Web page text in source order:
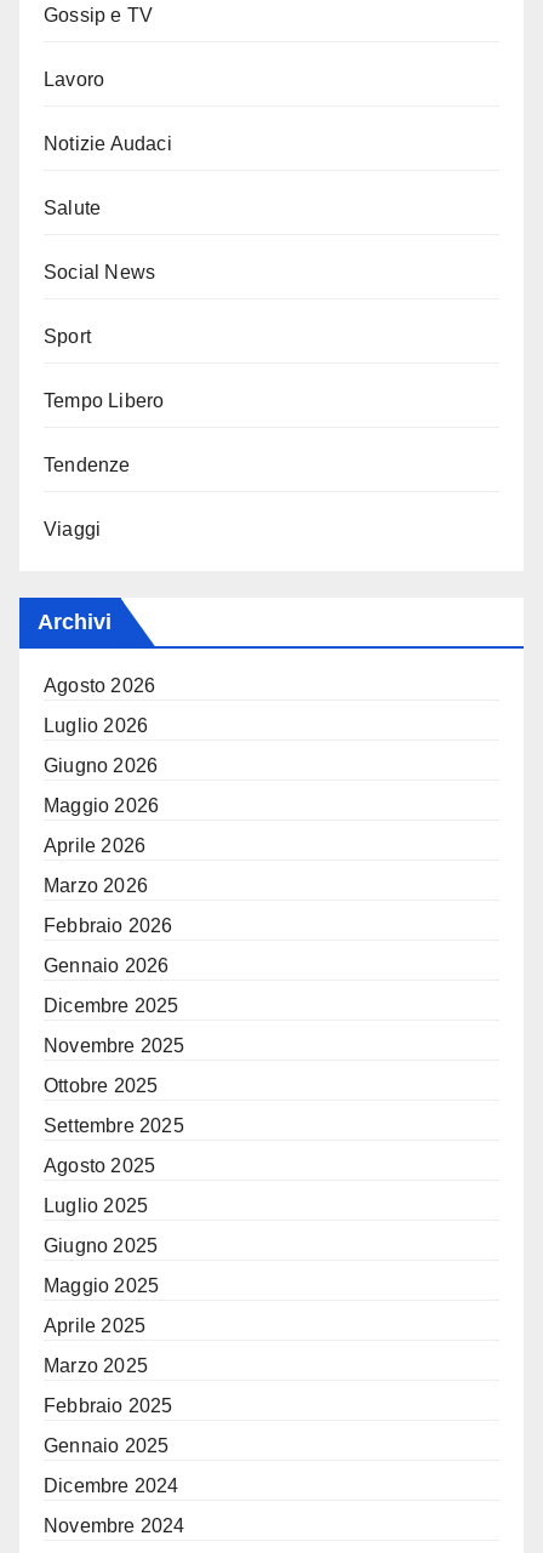
Gossip e TV
Lavoro
Notizie Audaci
Salute
Social News
Sport
Tempo Libero
Tendenze
Viaggi
Archivi
Agosto 2026
Luglio 2026
Giugno 2026
Maggio 2026
Aprile 2026
Marzo 2026
Febbraio 2026
Gennaio 2026
Dicembre 2025
Novembre 2025
Ottobre 2025
Settembre 2025
Agosto 2025
Luglio 2025
Giugno 2025
Maggio 2025
Aprile 2025
Marzo 2025
Febbraio 2025
Gennaio 2025
Dicembre 2024
Novembre 2024